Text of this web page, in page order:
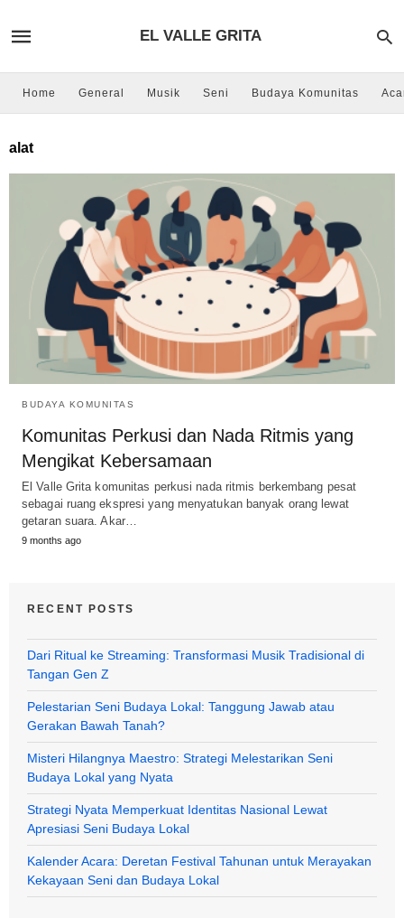
EL VALLE GRITA
Home General Musik Seni Budaya Komunitas
alat
BUDAYA KOMUNITAS
Komunitas Perkusi dan Nada Ritmis yang
Mengikat Kebersamaan
El Valle Grita komunitas perkusi nada ritmis berkembang pesat
sebagai ruang ekspresi yang menyatukan banyak orang lewat
getaran suara. Akar…
9 months ago
RECENT POSTS
Dari Ritual ke Streaming: Transformasi Musik Tradisional di
Tangan Gen Z
Pelestarian Seni Budaya Lokal: Tanggung Jawab atau
Gerakan Bawah Tanah?
Misteri Hilangnya Maestro: Strategi Melestarikan Seni
Budaya Lokal yang Nyata
Strategi Nyata Memperkuat Identitas Nasional Lewat
Apresiasi Seni Budaya Lokal
Kalender Acara: Deretan Festival Tahunan untuk Merayakan
Kekayaan Seni dan Budaya Lokal